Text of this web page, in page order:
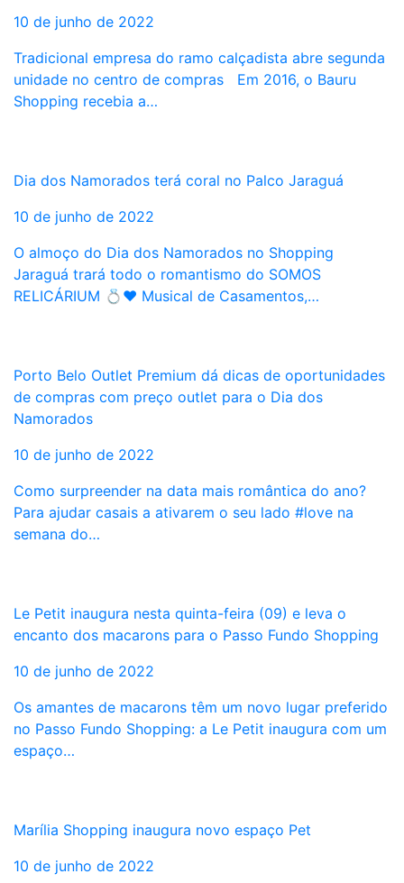
10 de junho de 2022
Tradicional empresa do ramo calçadista abre segunda
unidade no centro de compras Em 2016, o Bauru
Shopping recebia a…
Dia dos Namorados terá coral no Palco Jaraguá
10 de junho de 2022
O almoço do Dia dos Namorados no Shopping
Jaraguá trará todo o romantismo do SOMOS
RELICÁRIUM 💍❤️ Musical de Casamentos,…
Porto Belo Outlet Premium dá dicas de oportunidades
de compras com preço outlet para o Dia dos
Namorados
10 de junho de 2022
Como surpreender na data mais romântica do ano?
Para ajudar casais a ativarem o seu lado #love na
semana do…
Le Petit inaugura nesta quinta-feira (09) e leva o
encanto dos macarons para o Passo Fundo Shopping
10 de junho de 2022
Os amantes de macarons têm um novo lugar preferido
no Passo Fundo Shopping: a Le Petit inaugura com um
espaço…
Marília Shopping inaugura novo espaço Pet
10 de junho de 2022